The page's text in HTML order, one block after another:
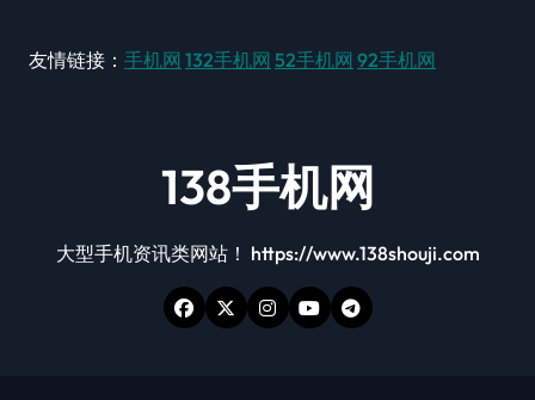
友情链接： 手机网 132手机网 52手机网 92手机网
138手机网
大型手机资讯类网站！ https://www.138shouji.com